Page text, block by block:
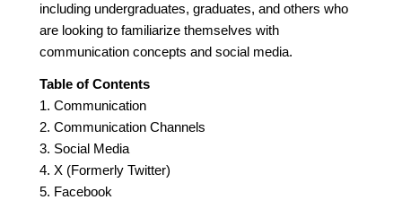
including undergraduates, graduates, and others who
are looking to familiarize themselves with
communication concepts and social media.
Table of Contents
1. Communication
2. Communication Channels
3. Social Media
4. X (Formerly Twitter)
5. Facebook